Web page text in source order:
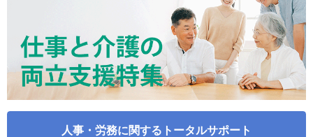
人事・労務に関するトータルサポート